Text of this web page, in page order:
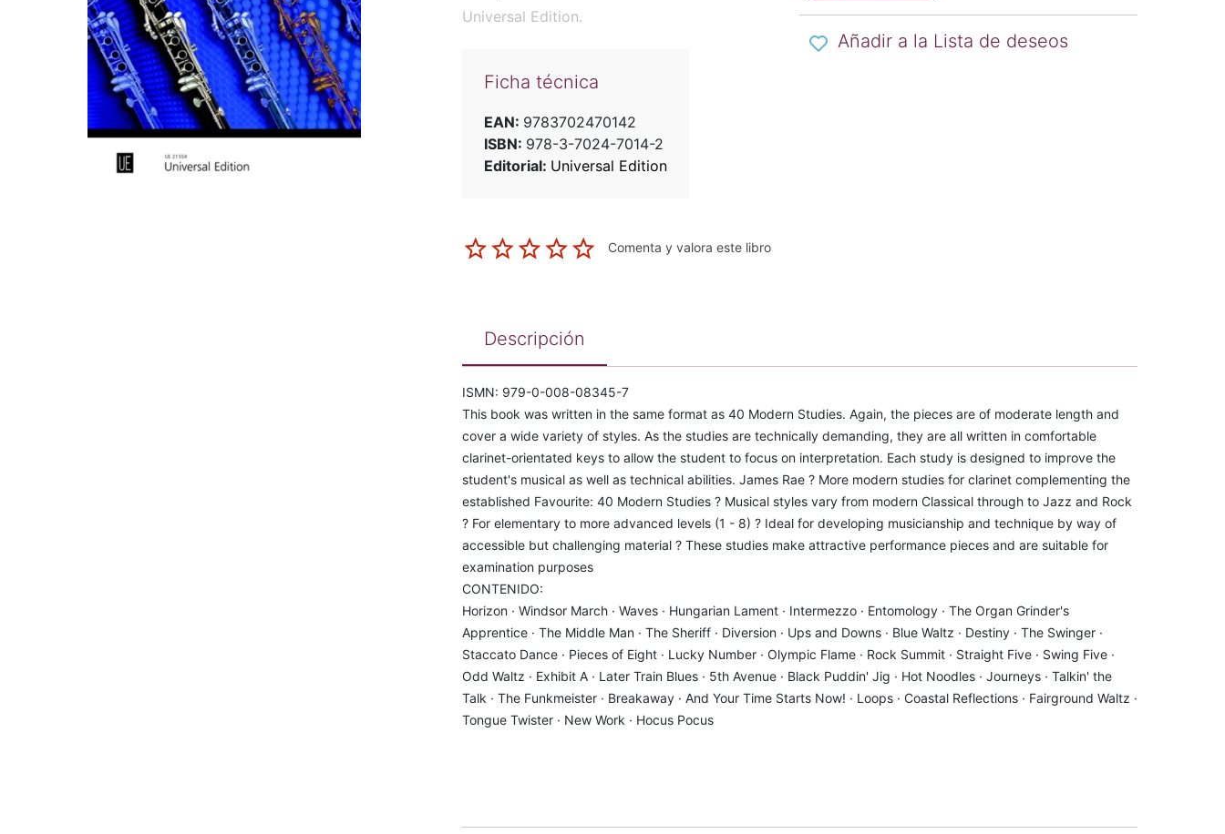
Universal Edition.
Ficha técnica
EAN: 9783702470142
ISBN: 978-3-7024-7014-2
Editorial: Universal Edition
Comenta y valora este libro
Añadir a la Lista de deseos
Descripción
ISMN: 979-0-008-08345-7
This book was written in the same format as 40 Modern Studies. Again, the pieces are of moderate length and
cover a wide variety of styles. As the studies are technically demanding, they are all written in comfortable
clarinet-orientated keys to allow the student to focus on interpretation. Each study is designed to improve the
student's musical as well as technical abilities. James Rae ? More modern studies for clarinet complementing the
established Favourite: 40 Modern Studies ? Musical styles vary from modern Classical through to Jazz and Rock
? For elementary to more advanced levels (1 - 8) ? Ideal for developing musicianship and technique by way of
accessible but challenging material ? These studies make attractive performance pieces and are suitable for
examination purposes
CONTENIDO:
Horizon · Windsor March · Waves · Hungarian Lament · Intermezzo · Entomology · The Organ Grinder's
Apprentice · The Middle Man · The Sheriff · Diversion · Ups and Downs · Blue Waltz · Destiny · The Swinger ·
Staccato Dance · Pieces of Eight · Lucky Number · Olympic Flame · Rock Summit · Straight Five · Swing Five ·
Odd Waltz · Exhibit A · Later Train Blues · 5th Avenue · Black Puddin' Jig · Hot Noodles · Journeys · Talkin' the
Talk · The Funkmeister · Breakaway · And Your Time Starts Now! · Loops · Coastal Reflections · Fairground Waltz ·
Tongue Twister · New Work · Hocus Pocus